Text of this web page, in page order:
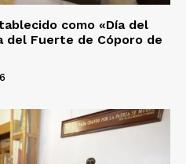
como «Día del
del Fuerte de Cóporo de